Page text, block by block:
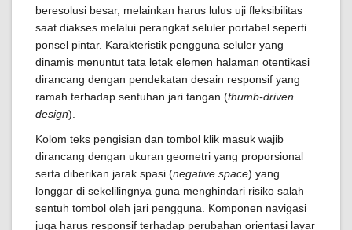
beresolusi besar, melainkan harus lulus uji fleksibilitas
saat diakses melalui perangkat seluler portabel seperti
ponsel pintar. Karakteristik pengguna seluler yang
dinamis menuntut tata letak elemen halaman otentikasi
dirancang dengan pendekatan desain responsif yang
ramah terhadap sentuhan jari tangan (thumb-driven
design).
Kolom teks pengisian dan tombol klik masuk wajib
dirancang dengan ukuran geometri yang proporsional
serta diberikan jarak spasi (negative space) yang
longgar di sekelilingnya guna menghindari risiko salah
sentuh tombol oleh jari pengguna. Komponen navigasi
juga harus responsif terhadap perubahan orientasi layar